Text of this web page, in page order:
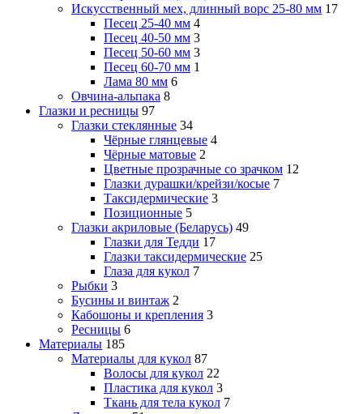
Искусственный мех, длинный ворс 25-80 мм 17
Песец 25-40 мм 4
Песец 40-50 мм 3
Песец 50-60 мм 3
Песец 60-70 мм 1
Лама 80 мм 6
Овчина-альпака 8
Глазки и ресницы 97
Глазки стеклянные 34
Чёрные глянцевые 4
Чёрные матовые 2
Цветные прозрачные со зрачком 12
Глазки дурашки/крейзи/косые 7
Таксидермические 3
Позиционные 5
Глазки акриловые (Беларусь) 49
Глазки для Тедди 17
Глазки таксидермические 25
Глаза для кукол 7
Рыбки 3
Бусины и винтаж 2
Кабошоны и крепления 3
Ресницы 6
Материалы 185
Материалы для кукол 87
Волосы для кукол 22
Пластика для кукол 3
Ткань для тела кукол 7